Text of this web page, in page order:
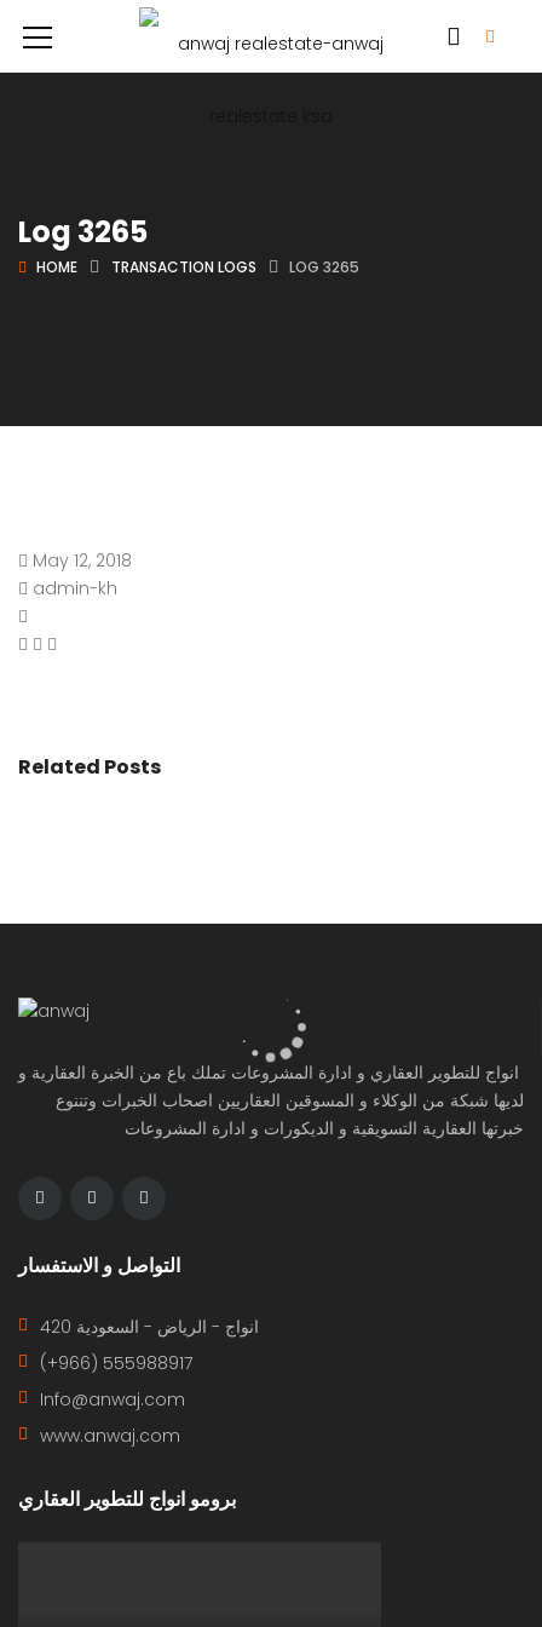
Log 3265
HOME TRANSACTION LOGS LOG 3265
May 12, 2018
admin-kh
Related Posts
انواج للتطوير العقاري و ادارة المشروعات تملك باع من الخبرة العقارية و
لديها شبكة من الوكلاء و المسوقين العقاريين اصحاب الخبرات وتننوع
خبرتها العقارية التسويقية و الديكورات و ادارة المشروعات
التواصل و الاستفسار
420 انواج - الرياض - السعودية
(+966) 555988917
Info@anwaj.com
www.anwaj.com
برومو انواج للتطوير العقاري